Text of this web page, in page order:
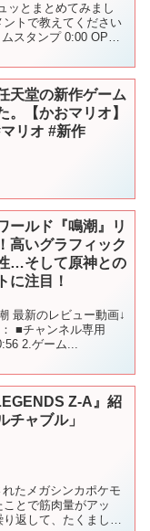
ッとまとめてみまし
トで教えてください
タンプ 0:00 OP
天堂の新作ゲーム
。【かおマリオ】
リオ #新作
ールド『鳴潮』リ
高いグラフィック
…そして原神との
に注目！
最新のレビュー動画↓
■チャンネル専用
2.ゲーム...
Z-A』紹
チャブル」
たメガシンカポケモ
とで筋肉量がアッ
返して、たくましい